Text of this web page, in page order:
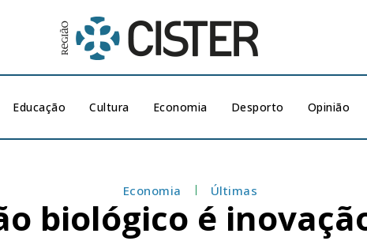
Educação Cultura Economia Desporto Opinião
Economia Últimas
biológico é